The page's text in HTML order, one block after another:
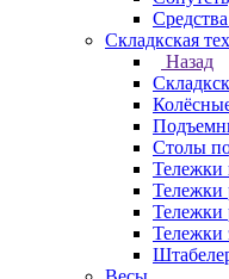
Складкская
Назад
Столы
Тележки
Тележки
Тележки
Тележки